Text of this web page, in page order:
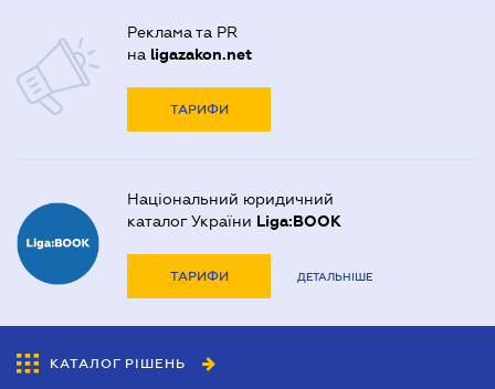
Реклама та PR
на ligazakon.net
ТАРИФИ
Національний юридичний
каталог України Liga:BOOK
ТАРИФИ ДЕТАЛЬНІШЕ
КАТАЛОГ РІШЕНЬ